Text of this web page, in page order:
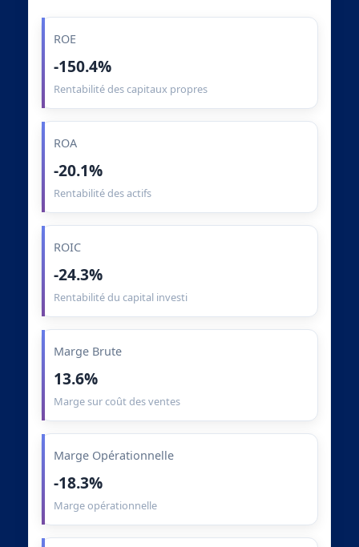
ROE
-150.4%
Rentabilité des capitaux propres
ROA
-20.1%
Rentabilité des actifs
ROIC
-24.3%
Rentabilité du capital investi
Marge Brute
13.6%
Marge sur coût des ventes
Marge Opérationnelle
-18.3%
Marge opérationnelle